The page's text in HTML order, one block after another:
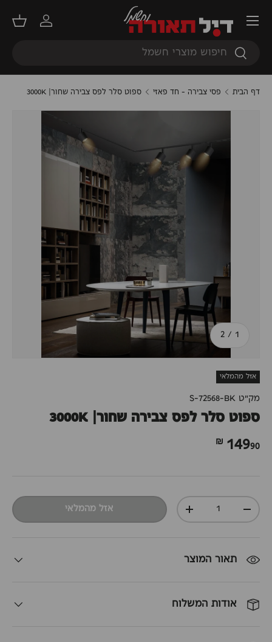
דילוג
חיפוש
חיפוש
התחברות
סל
תפריט
דף הבית פסי צבירה - חד פאזי ספוט סלר לפס צבירה שחור| 3000K
1
/ מתוך
2
אזל מהמלאי
מק"ט S-72568-BK
ספוט סלר לפס צבירה שחור| 3000K
14990 ₪
כמות
-
+ אזל מהמלאי
תאור המוצר
אודות המשלוח